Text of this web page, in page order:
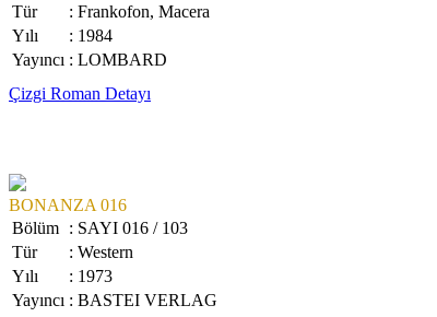
Tür
: Frankofon, Macera
Yılı
: 1984
Yayıncı : LOMBARD
Çizgi Roman Detayı
BONANZA 016
Bölüm : SAYI 016 / 103
Tür
: Western
Yılı
: 1973
Yayıncı : BASTEI VERLAG